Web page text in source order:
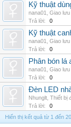
Kỹ thuật
nana01
Giao lưu
Trả lời:
0
Kỹ thuật
nana01
Giao lưu
Trả lời:
0
Phân bón lá
nana01
Giao lưu
Trả lời:
0
Đèn LED
Nhunglt Thiết bị
Trả lời:
0
Hiển thị kết quả từ 1 đến